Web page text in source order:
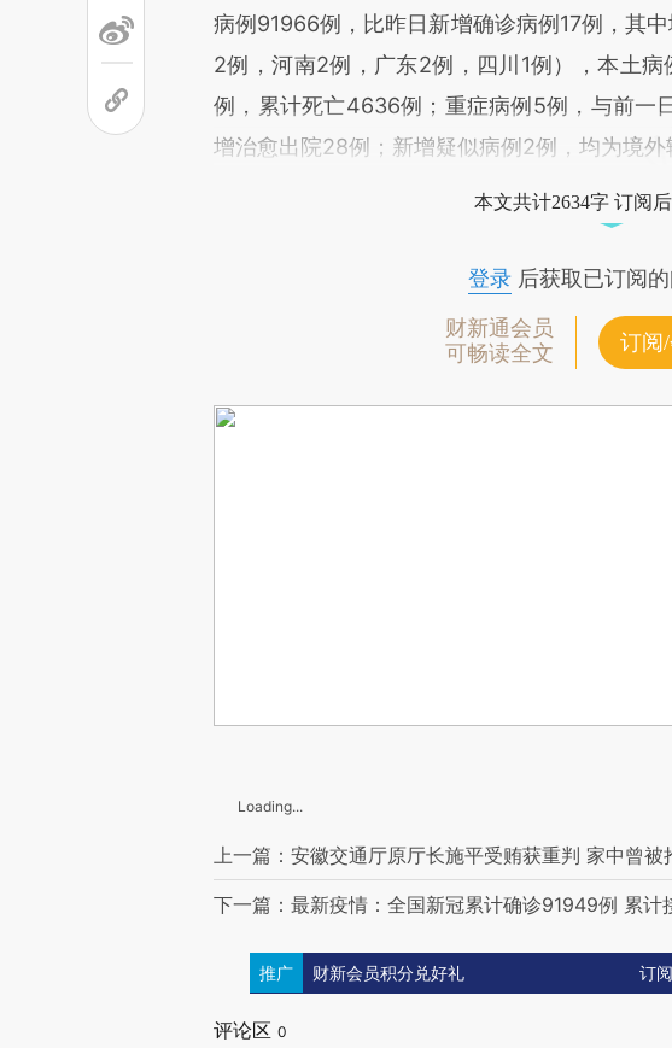
病例91966例，比昨日新增确诊病例17例，其
2例，河南2例，广东2例，四川1例），本土
例，累计死亡4636例；重症病例5例，与前一
增治愈出院28例；新增疑似病例2例，均为境外
本文共计2634字 订阅
登录后获取已订阅的
财新通会员
可畅读全文
订阅
Loading...
上一篇：安徽交通厅原厅长施平受贿获重判 家中曾被
下一篇：最新疫情：全国新冠累计确诊91949例 累计
推广 财新会员积分兑好礼 订
评论区 0